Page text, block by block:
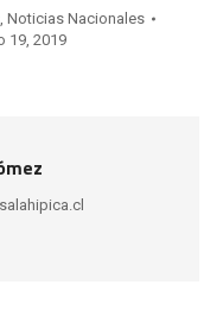
Noticias Nacionales
19, 2019